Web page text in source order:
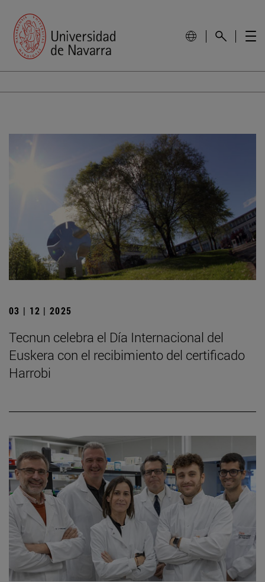
03 | 12 | 2025
Tecnun celebra el Día Internacional del
Euskera con el recibimiento del certificado
Harrobi